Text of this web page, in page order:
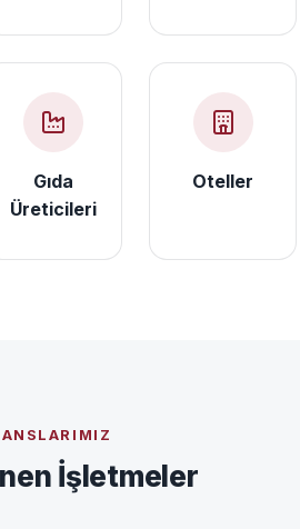
Gıda
Üreticileri
Oteller
İşletmeler